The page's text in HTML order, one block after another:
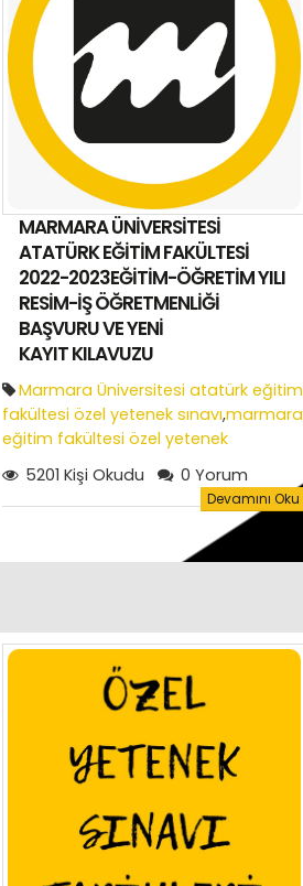
MARMARA ÜNİVERSİTESİ
ATATÜRK EĞİTİM FAKÜLTESİ
2022-2023EĞİTİM-ÖĞRETİM YILI
RESİM-İŞ ÖĞRETMENLİĞİ
BAŞVURU VE YENİ
KAYIT KILAVUZU
Marmara Üniversitesi atatürk eğitim
fakültesi özel yetenek sınavı,marmara
eğitim fakültesi özel yetenek
sınavı sonuçları,özel yetenek sınavıı
tarihleri
5201 Kişi Okudu 0 Yorum
Devamını Oku